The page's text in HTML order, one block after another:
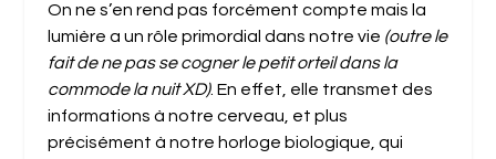
On ne s’en rend pas forcément compte mais la
lumière a un rôle primordial dans notre vie (outre le
fait de ne pas se cogner le petit orteil dans la
commode la nuit XD). En effet, elle transmet des
informations à notre cerveau, et plus
précisément à notre horloge biologique, qui